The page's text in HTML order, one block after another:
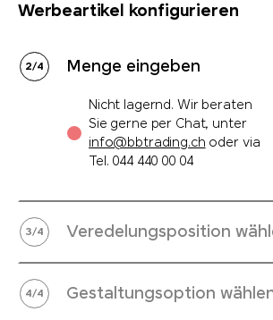
Werbeartikel konfigurieren
2/4 Menge eingeben
Nicht lagernd. Wir beraten
Sie gerne per Chat, unter
info@bbtrading.ch oder via
Tel. 044 440 00 04
3/4 Veredelungsposition
4/4 Gestaltungsoption